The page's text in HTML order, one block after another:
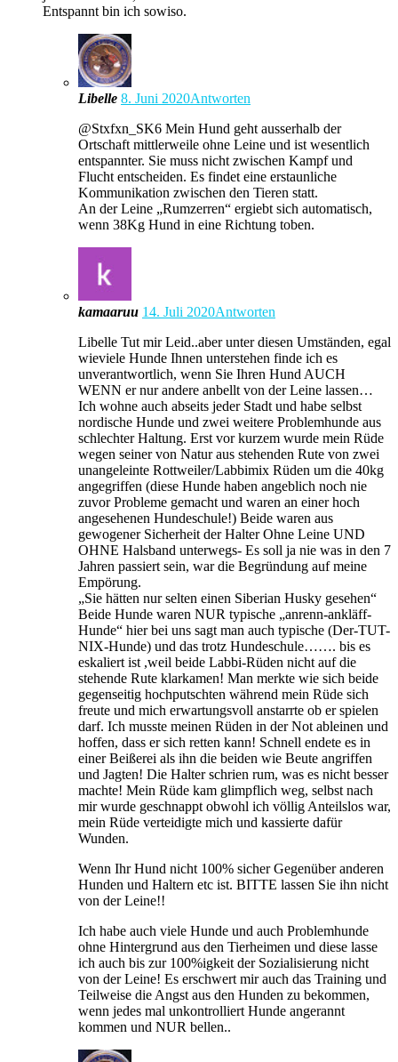
Entspannt bin ich sowiso.
Libelle 8. Juni 2020Antworten
@Stxfxn_SK6 Mein Hund geht ausserhalb der
Ortschaft mittlerweile ohne Leine und ist wesentlich
entspannter. Sie muss nicht zwischen Kampf und
Flucht entscheiden. Es findet eine erstaunliche
Kommunikation zwischen den Tieren statt.
An der Leine „Rumzerren“ ergiebt sich automatisch,
wenn 38Kg Hund in eine Richtung toben.
kamaaruu 14. Juli 2020Antworten
Libelle Tut mir Leid..aber unter diesen Umständen, egal
wieviele Hunde Ihnen unterstehen finde ich es
unverantwortlich, wenn Sie Ihren Hund AUCH
WENN er nur andere anbellt von der Leine lassen…
Ich wohne auch abseits jeder Stadt und habe selbst
nordische Hunde und zwei weitere Problemhunde aus
schlechter Haltung. Erst vor kurzem wurde mein Rüde
wegen seiner von Natur aus stehenden Rute von zwei
unangeleinte Rottweiler/Labbimix Rüden um die 40kg
angegriffen (diese Hunde haben angeblich noch nie
zuvor Probleme gemacht und waren an einer hoch
angesehenen Hundeschule!) Beide waren aus
gewogener Sicherheit der Halter Ohne Leine UND
OHNE Halsband unterwegs- Es soll ja nie was in den 7
Jahren passiert sein, war die Begründung auf meine
Empörung.
„Sie hätten nur selten einen Siberian Husky gesehen“
Beide Hunde waren NUR typische „anrenn-ankläff-
Hunde“ hier bei uns sagt man auch typische (Der-TUT-
NIX-Hunde) und das trotz Hundeschule……. bis es
eskaliert ist ,weil beide Labbi-Rüden nicht auf die
stehende Rute klarkamen! Man merkte wie sich beide
gegenseitig hochputschten während mein Rüde sich
freute und mich erwartungsvoll anstarrte ob er spielen
darf. Ich musste meinen Rüden in der Not ableinen und
hoffen, dass er sich retten kann! Schnell endete es in
einer Beißerei als ihn die beiden wie Beute angriffen
und Jagten! Die Halter schrien rum, was es nicht besser
machte! Mein Rüde kam glimpflich weg, selbst nach
mir wurde geschnappt obwohl ich völlig Anteilslos war,
mein Rüde verteidigte mich und kassierte dafür
Wunden.
Wenn Ihr Hund nicht 100% sicher Gegenüber anderen
Hunden und Haltern etc ist. BITTE lassen Sie ihn nicht
von der Leine!!
Ich habe auch viele Hunde und auch Problemhunde
ohne Hintergrund aus den Tierheimen und diese lasse
ich auch bis zur 100%igkeit der Sozialisierung nicht
von der Leine! Es erschwert mir auch das Training und
Teilweise die Angst aus den Hunden zu bekommen,
wenn jedes mal unkontrolliert Hunde angerannt
kommen und NUR bellen..